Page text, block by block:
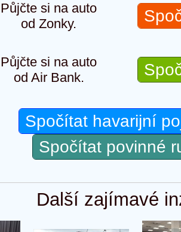
Půjčte si na auto
od Zonky.
Půjčte si na auto
od Air Bank.
Spočítat havarijní
Spočítat povinné
Další zajímavé